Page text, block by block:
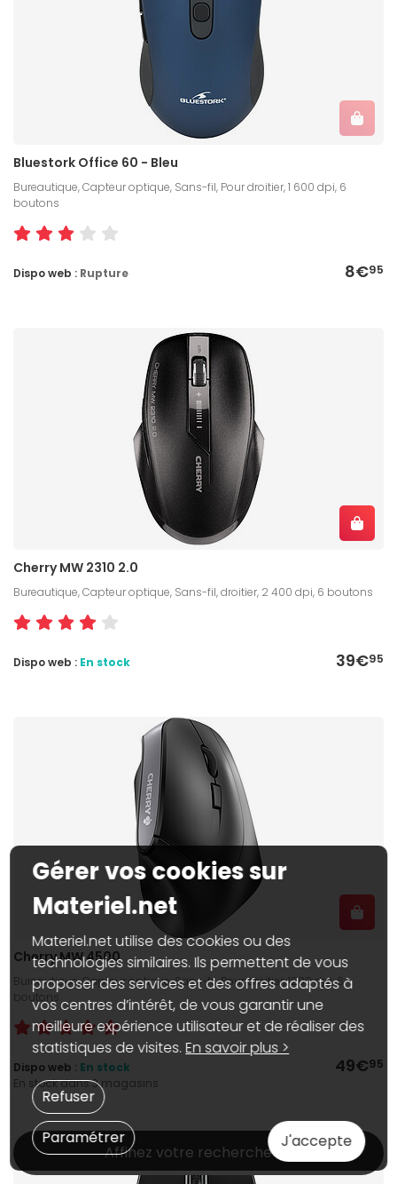
Bluestork Office 60 - Bleu
Bureautique, Capteur optique, Sans-fil, Pour droitier, 1 600 dpi, 6
boutons
8€95
Dispo web : Rupture
Cherry MW 2310 2.0
Bureautique, Capteur optique, Sans-fil, droitier, 2 400 dpi, 6 boutons
39€95
Dispo web : En stock
Cherry MW 4500
Bureautique, Capteur optique, Sans-fil, Pour droitier, 1200 dpi, 6
boutons
49€95
Dispo web : En stock
En stock dans 3 magasins
Affinez votre recherche
Gérer vos cookies sur
Materiel.net
Materiel.net utilise des cookies ou des
technologies similaires. Ils permettent de vous
proposer des services et des offres adaptés à
vos centres d’intérêt, de vous garantir une
meilleure expérience utilisateur et de réaliser des
statistiques de visites.En savoir plus >
J'accepte
Paramétrer
Refuser